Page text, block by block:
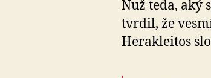
Nuž teda, aký
tvrdil, že
Herakleitos